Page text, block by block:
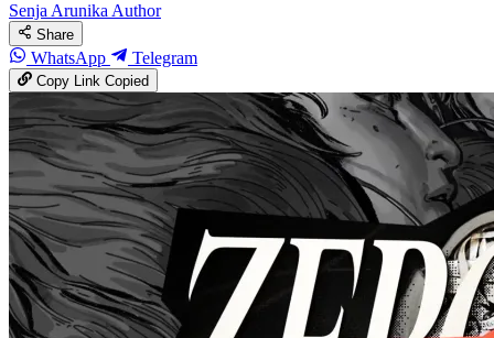
Senja ArunikaAuthor
Share
WhatsApp Telegram
Copy LinkCopied